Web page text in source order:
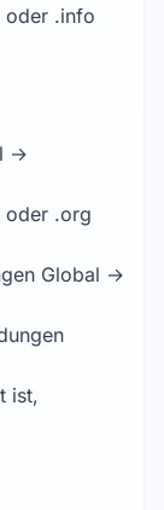
oder .info
→
.org
Global →
ist,